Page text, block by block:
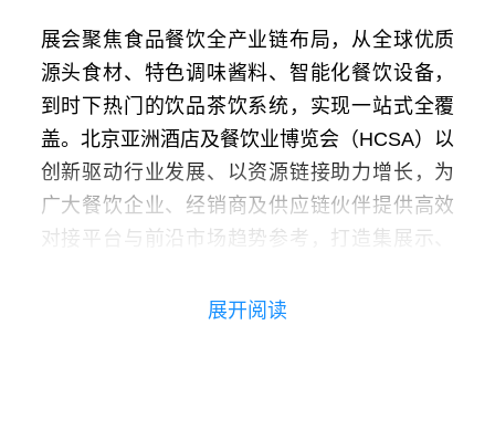
展会聚焦食品餐饮全产业链布局，从全球优质
源头食材、特色调味酱料、智能化餐饮设备，
到时下热门的饮品茶饮系统，实现一站式全覆
盖。北京亚洲酒店及餐饮业博览会（HCSA）以
创新驱动行业发展、以资源链接助力增长，为
广大餐饮企业、经销商及供应链伙伴提供高效
对接平台与前沿市场趋势参考，打造集展示、
不出京城，遍尝世界风味；一次观展，对接全
展开阅读